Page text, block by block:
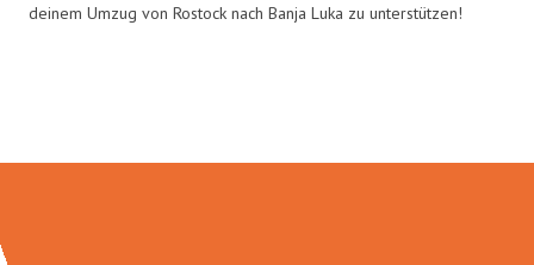
deinem Umzug von Rostock nach Banja Luka zu unterstützen!